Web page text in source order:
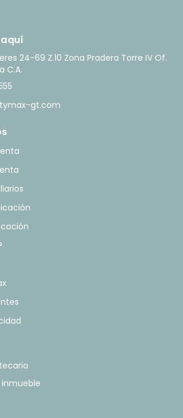
24-69 Z.10 Zona Pradera Torre IV Of.
C.A.
gt.com